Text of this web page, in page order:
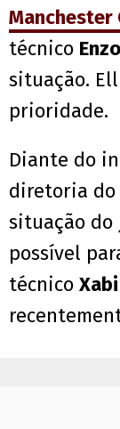
Manchester
técnico
situação.
prioridade.
Diante do
diretoria do
situação do
possível
técnico